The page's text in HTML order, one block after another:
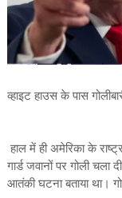
व्हाइट हाउस के पास
हाल में ही अमेरिका के
गार्ड जवानों पर गोली
आतंकी घटना बताया था।